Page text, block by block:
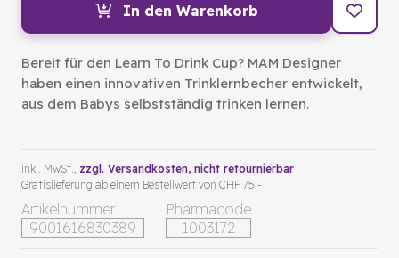
In den Warenkorb
Bereit für den Learn To Drink Cup? MAM Designer
haben einen innovativen Trinklernbecher entwickelt,
aus dem Babys selbstständig trinken lernen.
Artikelnummer
9001616830389
Pharmacode
1003172
inkl. MwSt., zzgl. Versandkosten, nicht retournierbar
Gratislieferung ab einem Bestellwert von CHF 75.-